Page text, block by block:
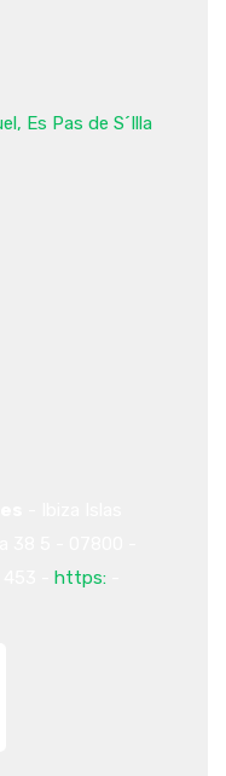
Es Pas de S´Illa
https: